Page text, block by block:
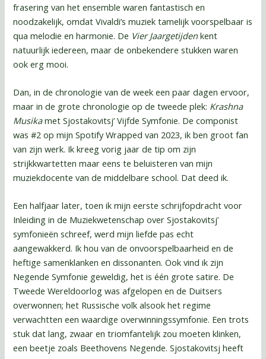
frasering van het ensemble waren fantastisch en
noodzakelijk, omdat Vivaldi’s muziek tamelijk voorspelbaar is
qua melodie en harmonie. De Vier Jaargetijden kent
natuurlijk iedereen, maar de onbekendere stukken waren
ook erg mooi.
Dan, in de chronologie van de week een paar dagen ervoor,
maar in de grote chronologie op de tweede plek: Krashna
Musikamet Sjostakovitsj’ Vijfde Symfonie. De componist
was #2 op mijn Spotify Wrapped van 2023, ik ben groot fan
van zijn werk. Ik kreeg vorig jaar de tip om zijn
strijkkwartetten maar eens te beluisteren van mijn
muziekdocente van de middelbare school. Dat deed ik.
Een halfjaar later, toen ik mijn eerste schrijfopdracht voor
Inleiding in de Muziekwetenschap over Sjostakovitsj’
symfonieën schreef, werd mijn liefde pas echt
aangewakkerd. Ik hou van de onvoorspelbaarheid en de
heftige samenklanken en dissonanten. Ook vind ik zijn
Negende Symfonie geweldig, het is één grote satire. De
Tweede Wereldoorlog was afgelopen en de Duitsers
overwonnen; het Russische volk alsook het regime
verwachtten een waardige overwinningssymfonie. Een trots
stuk dat lang, zwaar en triomfantelijk zou moeten klinken,
een beetje zoals Beethovens Negende. Sjostakovitsj heeft